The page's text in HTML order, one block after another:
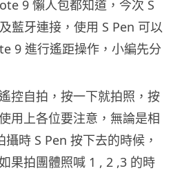
9 懶人包都知道，今次 S
藍牙連接，使用 S Pen 可以
9 進行遙距操作，小編先分
控自拍，按一下就拍照，按
用上各位要注意，無論是相
時 S Pen 按下去的時候，
果拍團體照喊 1 , 2 ,3 的時